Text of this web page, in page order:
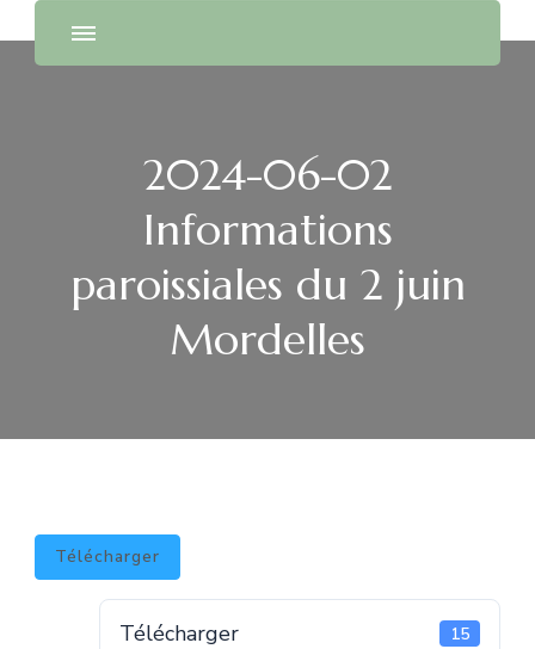
2024-06-02
Informations
paroissiales du 2 juin
Mordelles
Télécharger
Télécharger 15